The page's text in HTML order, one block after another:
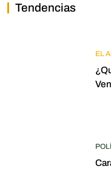
Tendencias
EL